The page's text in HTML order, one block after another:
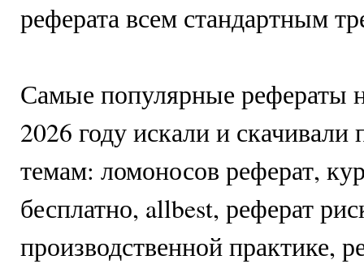
реферата всем стандартным
Самые популярные рефераты
2026 году искали и
темам: ломоносов реферат,
бесплатно, allbest, реферат
производственной практике,